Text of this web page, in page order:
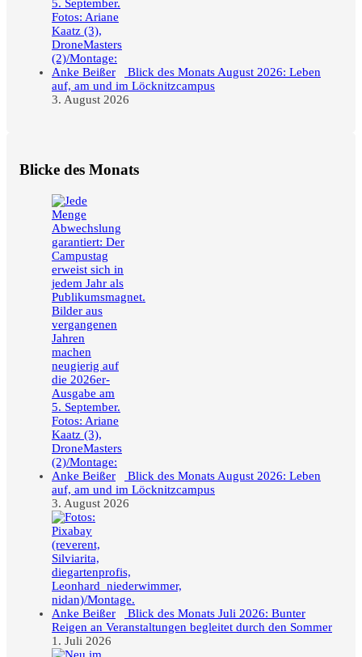
Blick des Monats August 2026: Leben
auf, am und im Löcknitzcampus
3. August 2026
Blicke des Monats
Blick des Monats August 2026: Leben
auf, am und im Löcknitzcampus
3. August 2026
Blick des Monats Juli 2026: Bunter
Reigen an Veranstaltungen begleitet durch den Sommer
1. Juli 2026